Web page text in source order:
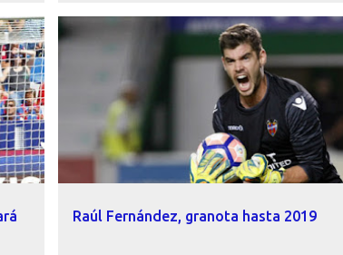
Raúl Fernández, granota hasta 2019
RAÚL FERNÁNDEZ